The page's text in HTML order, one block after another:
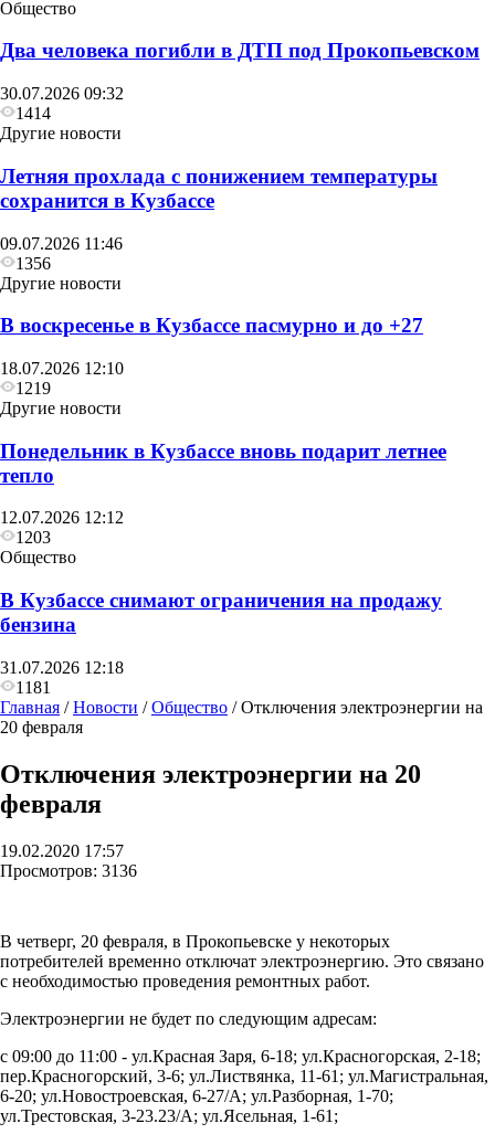
Общество
Два человека погибли в ДТП под Прокопьевском
30.07.2026 09:32
1414
Другие новости
Летняя прохлада с понижением температуры
сохранится в Кузбассе
09.07.2026 11:46
1356
Другие новости
В воскресенье в Кузбассе пасмурно и до +27
18.07.2026 12:10
1219
Другие новости
Понедельник в Кузбассе вновь подарит летнее
тепло
12.07.2026 12:12
1203
Общество
В Кузбассе снимают ограничения на продажу
бензина
31.07.2026 12:18
1181
Главная /Новости /Общество /Отключения электроэнергии на
20 февраля
Отключения электроэнергии на 20
февраля
19.02.2020 17:57
Просмотров: 3136
В четверг, 20 февраля, в Прокопьевске у некоторых
потребителей временно отключат электроэнергию. Это связано
с необходимостью проведения ремонтных работ.
Электроэнергии не будет по следующим адресам:
с 09:00 до 11:00 - ул.Красная Заря, 6-18; ул.Красногорская, 2-18;
пер.Красногорский, 3-6; ул.Листвянка, 11-61; ул.Магистральная,
6-20; ул.Новостроевская, 6-27/А; ул.Разборная, 1-70;
ул.Трестовская, 3-23.23/А; ул.Ясельная, 1-61;